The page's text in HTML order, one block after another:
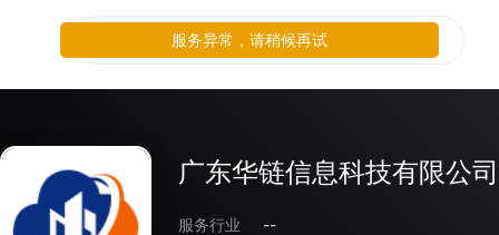
广东华链信息科技有限公司
服务行业
--
服务异常，请稍候再试